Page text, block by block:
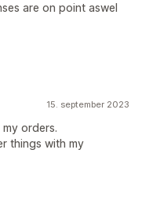
are on point aswel
15. september 2023
orders.
things with my